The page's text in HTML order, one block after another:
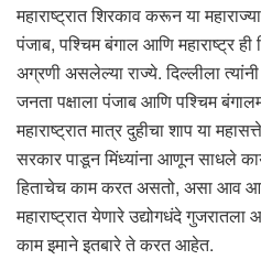
महाराष्ट्रात शिरकाव करून या
पंजाब, पश्चिम बंगाल आणि महाराष्ट्र ही
अग्रणी असलेल्या राज्ये. दिल्लीला
जनता पक्षाला पंजाब आणि पश्चिम
महाराष्ट्रात मात्र दुहीचा शाप या
सरकार पाडून मिंध्यांना आणून साधले
हिताचेच काम करत असतो, असा आव
महाराष्ट्रात येणारे उद्योगधंदे
काम इमाने इतबारे ते करत आहेत.